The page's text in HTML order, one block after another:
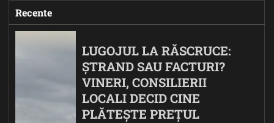
Recente
LUGOJUL LA RĂSCRUCE:
ȘTRAND SAU FACTURI?
VINERI, CONSILIERII
LOCALI DECID CINE
PLĂTEȘTE PREȚUL